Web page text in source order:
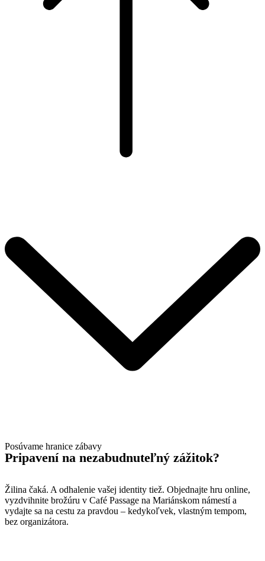
Posúvame hranice zábavy
Pripavení na nezabudnuteľný zážitok?
Žilina čaká. A odhalenie vašej identity tiež. Objednajte hru online,
vyzdvihnite brožúru v Café Passage na Mariánskom námestí a
vydajte sa na cestu za pravdou – kedykoľvek, vlastným tempom,
bez organizátora.